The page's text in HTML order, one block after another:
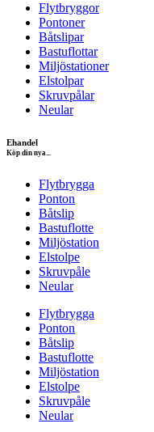
Flytbryggor
Pontoner
Båtslipar
Bastuflottar
Miljöstationer
Elstolpar
Skruvpålar
Neular
Ehandel
Köp din nya...
Flytbrygga
Ponton
Båtslip
Bastuflotte
Miljöstation
Elstolpe
Skruvpåle
Neular
Flytbrygga
Ponton
Båtslip
Bastuflotte
Miljöstation
Elstolpe
Skruvpåle
Neular